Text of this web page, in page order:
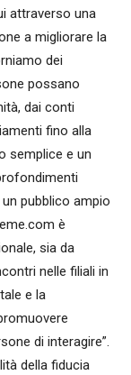
attraverso una
a migliorare la
dei
possano
dai conti
fino alla
semplice e un
pubblico ampio
è
sia da
nelle filiali in
e la
di interagire”.
della fiducia